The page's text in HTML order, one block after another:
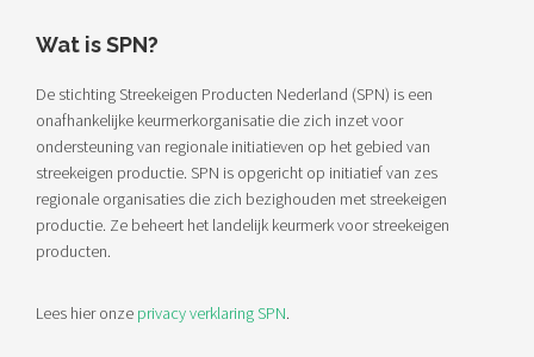
Wat is SPN?
De stichting Streekeigen Producten Nederland (SPN) is een
onafhankelijke keurmerkorganisatie die zich inzet voor
ondersteuning van regionale initiatieven op het gebied van
streekeigen productie. SPN is opgericht op initiatief van zes
regionale organisaties die zich bezighouden met streekeigen
productie. Ze beheert het landelijk keurmerk voor streekeigen
producten.
Lees hier onze privacy verklaring SPN.